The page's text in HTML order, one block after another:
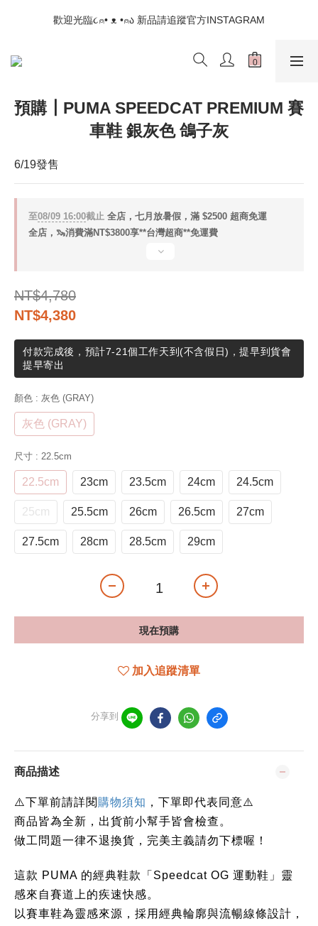
📣如果遇到結帳沒有反應，請另開瀏覽器 (不要直接從ig連結網站
下單)
歡迎光臨૮⍝• ᴥ •⍝ა 新品請追蹤官方INSTAGRAM
📣如果遇到結帳沒有反應，請另開瀏覽器 (不要直接從ig連結網站
預購┃PUMA SPEEDCAT PREMIUM 賽
車鞋 銀灰色 鴿子灰
6/19發售
至08/09 16:00截止 全店，七月放暑假，滿 $2500 超商免運
全店，🦦消費滿NT$3800享**台灣超商**免運費
NT$4,780
NT$4,380
付款完成後，預計7-21個工作天到(不含假日)，提早到貨會
提早寄出
顏色 : 灰色 (GRAY)
灰色 (GRAY)
尺寸 : 22.5cm
22.5cm 23cm 23.5cm 24cm 24.5cm
25cm 25.5cm 26cm 26.5cm 27cm
27.5cm 28cm 28.5cm 29cm
現在預購
加入追蹤清單
分享到
商品描述
⚠️下單前請詳閱購物須知 ，下單即代表同意⚠️
商品皆為全新，出貨前小幫手皆會檢查。
做工問題一律不退換貨，完美主義請勿下標喔！
這款 PUMA 的經典鞋款「Speedcat OG 運動鞋」靈
感來自賽道上的疾速快感。
以賽車鞋為靈感來源，採用經典輪廓與流暢線條設計，